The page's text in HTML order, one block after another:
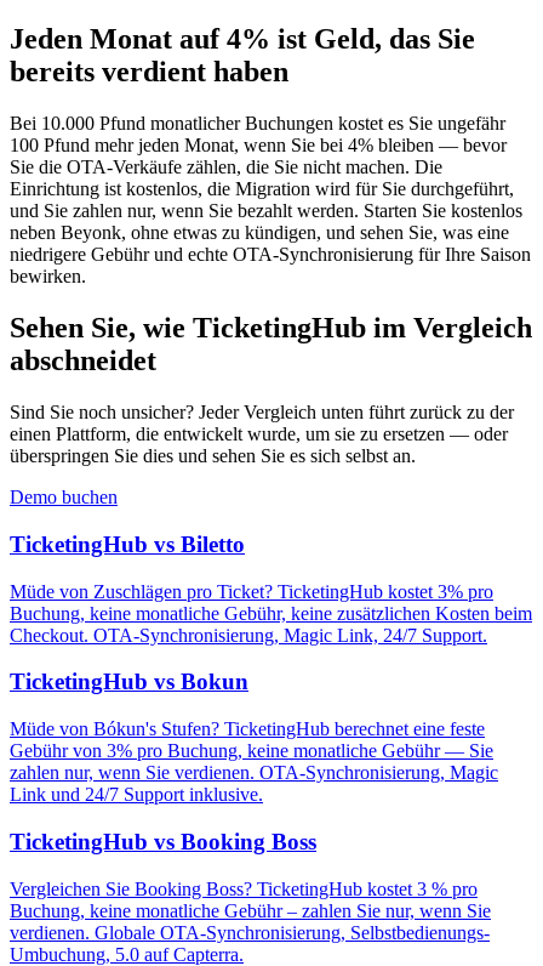
Jeden Monat auf 4% ist Geld, das Sie
bereits verdient haben
Bei 10.000 Pfund monatlicher Buchungen kostet es Sie ungefähr
100 Pfund mehr jeden Monat, wenn Sie bei 4% bleiben — bevor
Sie die OTA-Verkäufe zählen, die Sie nicht machen. Die
Einrichtung ist kostenlos, die Migration wird für Sie durchgeführt,
und Sie zahlen nur, wenn Sie bezahlt werden. Starten Sie kostenlos
neben Beyonk, ohne etwas zu kündigen, und sehen Sie, was eine
niedrigere Gebühr und echte OTA-Synchronisierung für Ihre Saison
bewirken.
Sehen Sie, wie TicketingHub im Vergleich
abschneidet
Sind Sie noch unsicher? Jeder Vergleich unten führt zurück zu der
einen Plattform, die entwickelt wurde, um sie zu ersetzen — oder
überspringen Sie dies und sehen Sie es sich selbst an.
Demo buchen
TicketingHub vs Biletto
Müde von Zuschlägen pro Ticket? TicketingHub kostet 3% pro
Buchung, keine monatliche Gebühr, keine zusätzlichen Kosten beim
Checkout. OTA-Synchronisierung, Magic Link, 24/7 Support.
TicketingHub vs Bokun
Müde von Bókun's Stufen? TicketingHub berechnet eine feste
Gebühr von 3% pro Buchung, keine monatliche Gebühr — Sie
zahlen nur, wenn Sie verdienen. OTA-Synchronisierung, Magic
Link und 24/7 Support inklusive.
TicketingHub vs Booking Boss
Vergleichen Sie Booking Boss? TicketingHub kostet 3 % pro
Buchung, keine monatliche Gebühr – zahlen Sie nur, wenn Sie
verdienen. Globale OTA-Synchronisierung, Selbstbedienungs-
Umbuchung, 5.0 auf Capterra.